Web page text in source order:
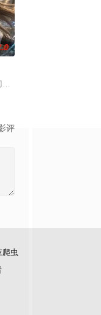
帝境多年，难以突破。为了
少年路朝歌痛失至亲，绝
评
爬虫